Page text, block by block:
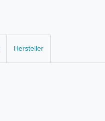
Hersteller